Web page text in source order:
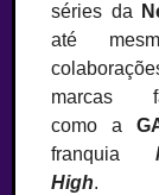
séries da
até
marcas
como a
franquia
High.